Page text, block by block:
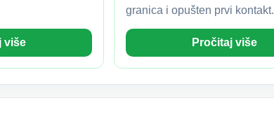
više
granica i opušten prvi kontakt.
Pročitaj više